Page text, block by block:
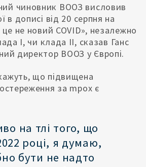
чиновник ВООЗ висловив
в дописі від 20 серпня на
це не новий COVID», незалежно
I, чи клада II, сказав Ганс
директор ВООЗ у Європі.
що підвищена
за mpox є
на тлі того, що
році, я думаю,
бути не надто